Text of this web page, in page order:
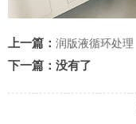
上一篇： 润版液循环处理
下一篇：没有了